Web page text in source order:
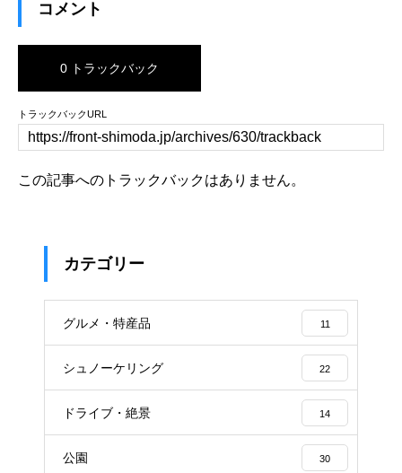
コメント
0 トラックバック
トラックバックURL
この記事へのトラックバックはありません。
カテゴリー
グルメ・特産品 11
シュノーケリング 22
ドライブ・絶景 14
公園 30